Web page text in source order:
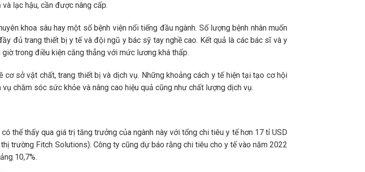
lạc hậu, cần được nâng cấp.
khoa sâu hay một số bệnh viện nổi tiếng đầu ngành. Số lượng bệnh nhân muốn
đủ trang thiết bị y tế và đội ngũ y bác sỹ tay nghề cao. Kết quả là các bác sĩ và y
trong điều kiện căng thẳng với mức lương khá thấp.
sở vật chất, trang thiết bị và dịch vụ. Những khoảng cách y tế hiện tại tạo cơ hội
chăm sóc sức khỏe và nâng cao hiệu quả cũng như chất lượng dịch vụ.
thể thấy qua giá trị tăng trưởng của ngành này với tổng chi tiêu y tế hơn 17 tỉ USD
trường Fitch Solutions). Công ty cũng dự báo rằng chi tiêu cho y tế vào năm 2022
10,7%.